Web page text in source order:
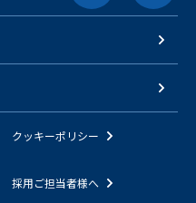
クッキーポリシー
採用ご担当者様へ